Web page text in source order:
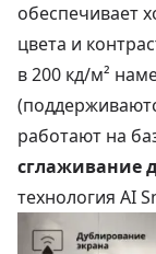
обеспечивает
цвета и
в 200 кд/м²
работают на
сглаживание
технология AI